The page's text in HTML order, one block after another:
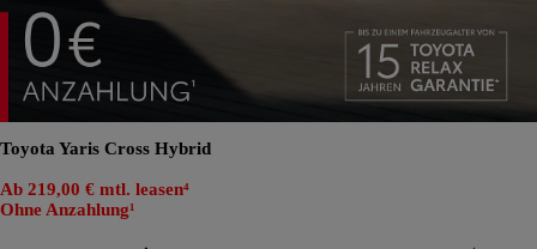
Toyota Yaris Cross Hybrid
Ab 219,00 € mtl. leasen⁴
Ohne Anzahlung¹